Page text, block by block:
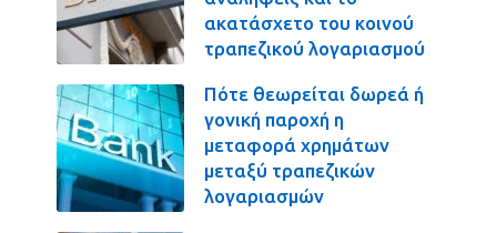
ακατάσχετο του κοινού
τραπεζικού λογαριασμού
Πότε θεωρείται δωρεά ή
γονική παροχή η
μεταφορά χρημάτων
μεταξύ τραπεζικών
λογαριασμών